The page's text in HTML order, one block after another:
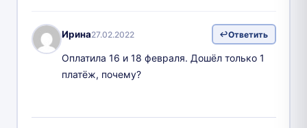
Ирина27.02.2022 Ответить
Оплатила 16 и 18 февраля. Дошёл только 1
платёж, почему?